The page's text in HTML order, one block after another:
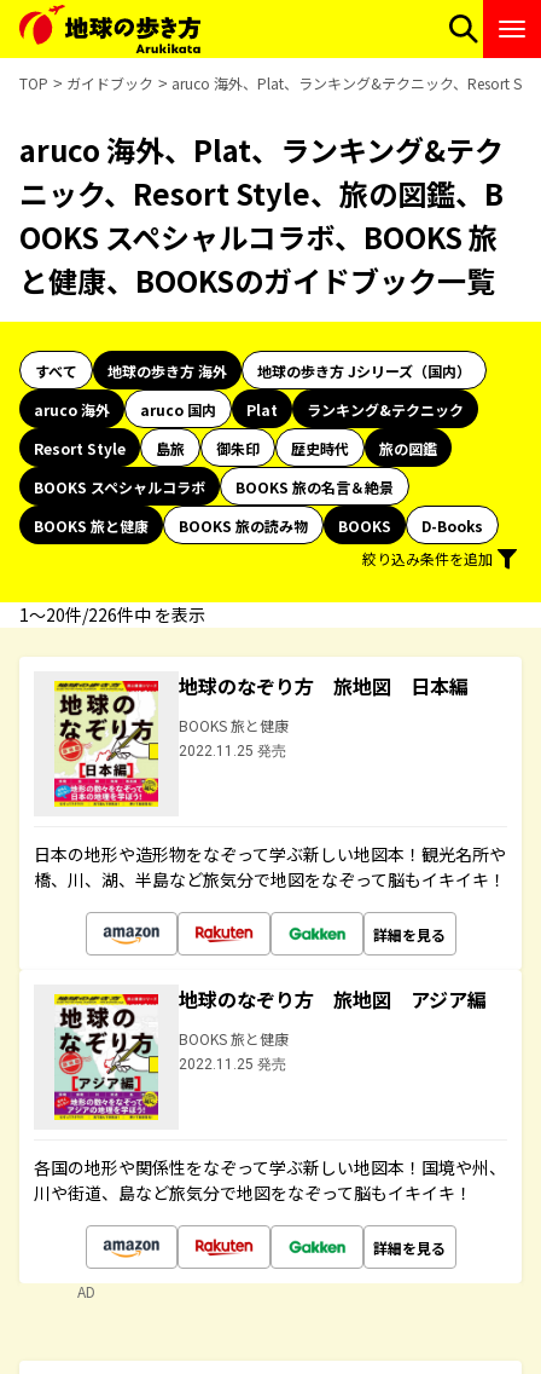
TOP ガイドブック aruco 海外、Plat、ランキング&テクニック、Resort
aruco 海外、Plat、ランキング&テク
ニック、Resort Style、旅の図鑑、B
OOKS スペシャルコラボ、BOOKS 旅
と健康、BOOKSのガイドブック一覧
すべて 地球の歩き方 海外
地球の歩き方 Jシリーズ（国内）
aruco 海外
aruco 国内 Plat
ランキング&テクニック
Resort Style
島旅 御朱印 歴史時代
旅の図鑑
BOOKS スペシャルコラボ
BOOKS 旅の名言＆絶景
BOOKS 旅と健康
BOOKS 旅の読み物 BOOKS
D-Books
絞り込み条件を追加
1〜20件/226件中 を表示
地球のなぞり方 旅地図 日本編
BOOKS 旅と健康
2022.11.25 発売
日本の地形や造形物をなぞって学ぶ新しい地図本！観光名所や
橋、川、湖、半島など旅気分で地図をなぞって脳もイキイキ！
詳細を見る
地球のなぞり方 旅地図 アジア編
BOOKS 旅と健康
2022.11.25 発売
各国の地形や関係性をなぞって学ぶ新しい地図本！国境や州、
川や街道、島など旅気分で地図をなぞって脳もイキイキ！
詳細を見る
AD